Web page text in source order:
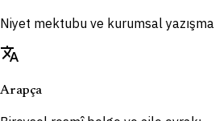
Niyet mektubu ve kurumsal yazışma
translate
Arapça